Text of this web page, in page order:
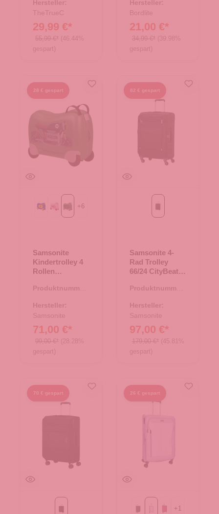
Hersteller:
TheTrueC
29,99 €*
55,99 €* (46.44%
gespart)
Hersteller:
Bordlite
21,00 €*
34,99 €* (39.98%
gespart)
28 € gespart
Mickey Happy
Minnie Flower Power
Motorbike
+6
Samsonite
Kindertrolley 4
Rollen
Motorbike
Produktnummer:
Hersteller:
Samsonite
71,00 €*
99,00 €* (28.28%
gespart)
82 € gespart
Black
Samsonite 4-
Rad Trolley
66/24 CityBeat
Produktnummer:
Hersteller:
Samsonite
97,00 €*
179,00 €* (45.81%
gespart)
70 € gespart
Black
26 € gespart
Black Fliederberry
+1